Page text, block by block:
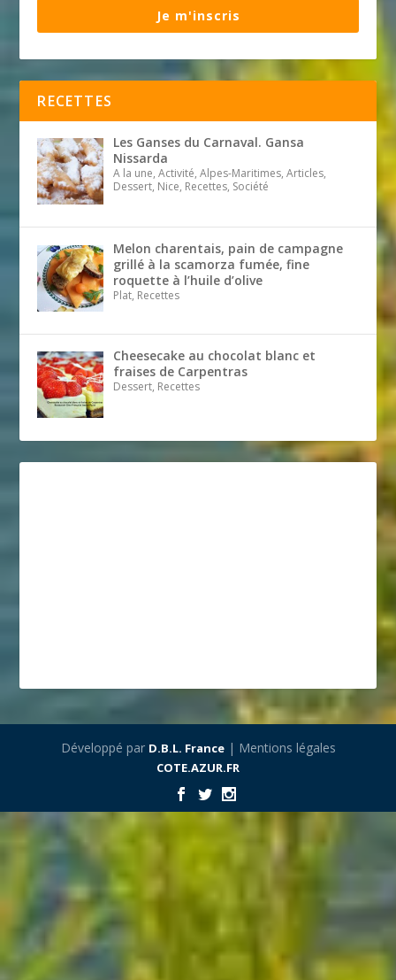
Je m'inscris
RECETTES
Les Ganses du Carnaval. Gansa
Nissarda
A la une, Activité, Alpes-Maritimes, Articles,
Dessert, Nice, Recettes, Société
Melon charentais, pain de campagne
grillé à la scamorza fumée, fine
roquette à l’huile d’olive
Plat, Recettes
Cheesecake au chocolat blanc et
fraises de Carpentras
Dessert, Recettes
Développé par D.B.L. France| Mentions légales
COTE.AZUR.FR